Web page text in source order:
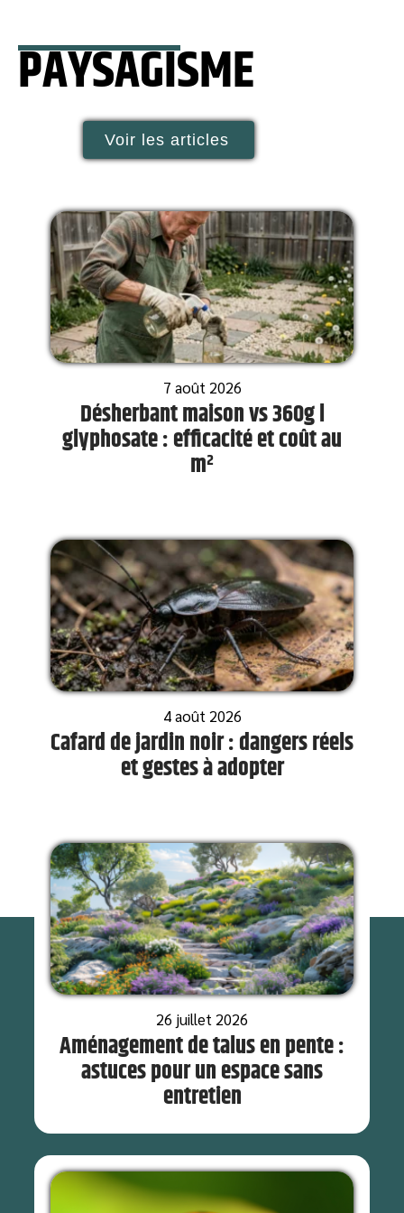
PAYSAGISME
Voir les articles
7 août 2026
Désherbant maison vs 360g l
glyphosate : efficacité et coût au
m²
4 août 2026
Cafard de jardin noir : dangers réels
et gestes à adopter
26 juillet 2026
Aménagement de talus en pente :
astuces pour un espace sans
entretien